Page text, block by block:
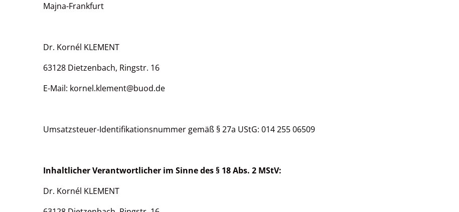
Majna-Frankfurt
Dr. Kornél KLEMENT
63128 Dietzenbach, Ringstr. 16
E-Mail: kornel.klement@buod.de
Umsatzsteuer-Identifikationsnummer gemäß § 27a UStG: 014 255 06509
Inhaltlicher Verantwortlicher im Sinne des § 18 Abs. 2 MStV:
Dr. Kornél KLEMENT